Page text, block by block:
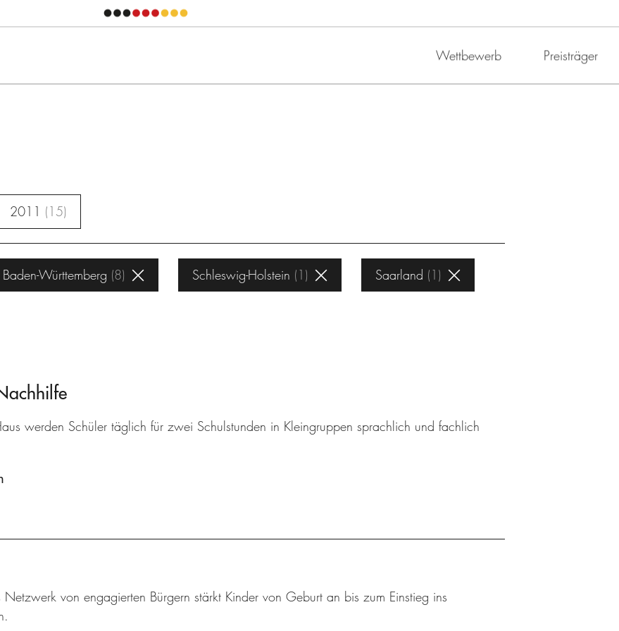
Wettbewerb Preisträger
2011 15
Baden-Württemberg 8 Schleswig-Holstein 1 Saarland 1
werden Schüler täglich für zwei Schulstunden in Kleingruppen sprachlich und fachlich
Netzwerk von engagierten Bürgern stärkt Kinder von Geburt an bis zum Einstieg ins